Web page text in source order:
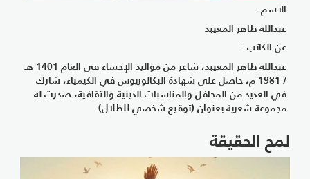
الاسم :
عبدالله طاهر المعيبد
عن الكاتب :
عبدالله طاهر المعيبد، شاعر من مواليد الإحساء في العام 1401 هـ
/ 1981 م، حاصل على شهادة البكالوريوس في الكيمياء، شارك
في العديد من المحافل والمناسبات الدينية والثقافية، صدرت له
مجموعة شعرية بعنوان (توقيع شخصي للظلال).
لمح الحقيقة